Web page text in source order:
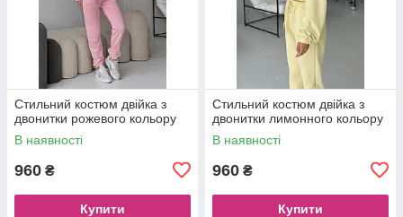
Стильний костюм двійка з
двонитки рожевого кольору
В наявності
960 ₴
Купити
Стильний костюм двійка з
двонитки лимонного кольору
В наявності
960 ₴
Купити